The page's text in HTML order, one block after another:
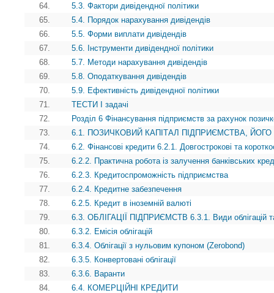
64.
5.3. Фактори дивідендної політики
65.
5.4. Порядок нарахування дивідендів
66.
5.5. Форми виплати дивідендів
67.
5.6. Інструменти дивідендної політики
68.
5.7. Методи нарахування дивідендів
69.
5.8. Оподаткування дивідендів
70.
5.9. Ефективність дивідендної політики
71.
ТЕСТИ І задачі
72.
Розділ 6 Фінансування підприємств за рахунок
73.
6.1. ПОЗИЧКОВИЙ КАПІТАЛ ПІДПРИЄМСТВА,
74.
6.2. Фінансові кредити 6.2.1. Довгострокові та
75.
6.2.2. Практична робота із залучення банківських
76.
6.2.3. Кредитоспроможність підприємства
77.
6.2.4. Кредитне забезпечення
78.
6.2.5. Кредит в іноземній валюті
79.
6.3. ОБЛІГАЦІЇ ПІДПРИЄМСТВ 6.3.1. Види облігацій
80.
6.3.2. Емісія облігацій
81.
6.3.4. Облігації з нульовим купоном (Zerobond)
82.
6.3.5. Конвертовані облігації
83.
6.3.6. Варанти
84.
6.4. КОМЕРЦІЙНІ КРЕДИТИ